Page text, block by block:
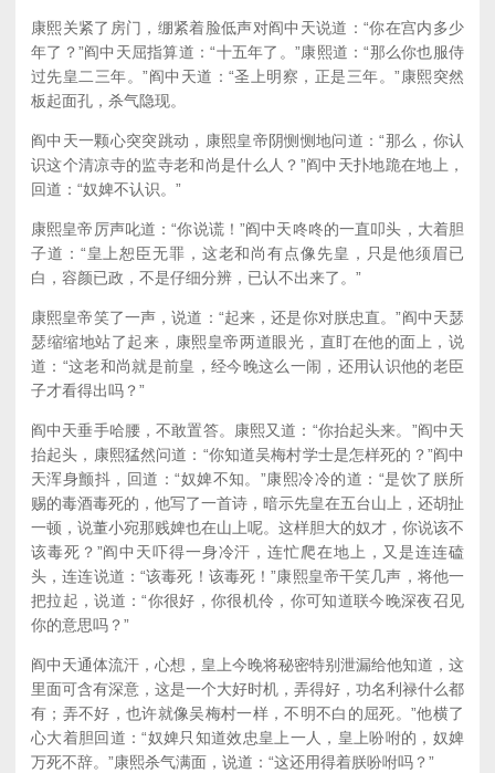
康熙关紧了房门，绷紧着脸低声对阎中天说道：“你在宫内多少
年了？”阎中天屈指算道：“十五年了。”康熙道：“那么你也服侍
过先皇二三年。”阎中天道：“圣上明察，正是三年。”康熙突然
板起面孔，杀气隐现。
阎中天一颗心突突跳动，康熙皇帝阴恻恻地问道：“那么，你认
识这个清凉寺的监寺老和尚是什么人？”阎中天扑地跪在地上，
回道：“奴婢不认识。”
康熙皇帝厉声叱道：“你说谎！”阎中天咚咚的一直叩头，大着胆
子道：“皇上恕臣无罪，这老和尚有点像先皇，只是他须眉已
白，容颜已政，不是仔细分辨，已认不出来了。”
康熙皇帝笑了一声，说道：“起来，还是你对朕忠直。”阎中天瑟
瑟缩缩地站了起来，康熙皇帝两道眼光，直盯在他的面上，说
道：“这老和尚就是前皇，经今晚这么一闹，还用认识他的老臣
子才看得出吗？”
阎中天垂手哈腰，不敢置答。康熙又道：“你抬起头来。”阎中天
抬起头，康熙猛然问道：“你知道吴梅村学士是怎样死的？”阎中
天浑身颤抖，回道：“奴婢不知。”康熙冷冷的道：“是饮了朕所
赐的毒酒毒死的，他写了一首诗，暗示先皇在五台山上，还胡扯
一顿，说董小宛那贱婢也在山上呢。这样胆大的奴才，你说该不
该毒死？”阎中天吓得一身冷汗，连忙爬在地上，又是连连磕
头，连连说道：“该毒死！该毒死！”康熙皇帝干笑几声，将他一
把拉起，说道：“你很好，你很机伶，你可知道联今晚深夜召见
你的意思吗？”
阎中天通体流汗，心想，皇上今晚将秘密特别泄漏给他知道，这
里面可含有深意，这是一个大好时机，弄得好，功名利禄什么都
有；弄不好，也许就像吴梅村一样，不明不白的屈死。”他横了
心大着胆回道：“奴婢只知道效忠皇上一人，皇上吩咐的，奴婢
万死不辞。”康熙杀气满面，说道：“这还用得着朕吩咐吗？”